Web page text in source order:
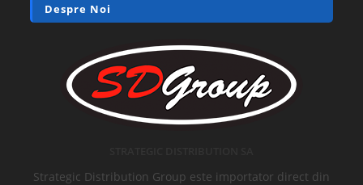
Despre Noi
Strategic Distribution Group este importator direct din